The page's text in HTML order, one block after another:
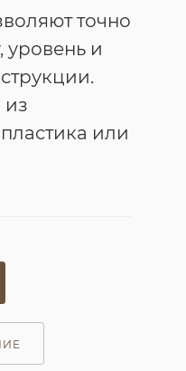
точно
уровень и
из
или